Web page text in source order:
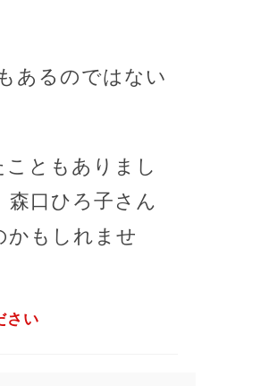
あるのではない
ともありまし
森口ひろ子さん
かもしれませ
さい